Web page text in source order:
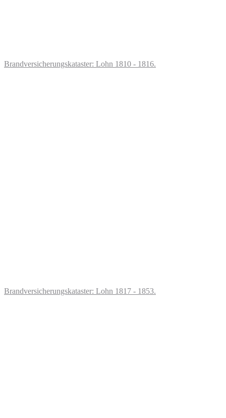
Brandversicherungskataster: Lohn 1810 - 1816.
Brandversicherungskataster: Lohn 1817 - 1853.